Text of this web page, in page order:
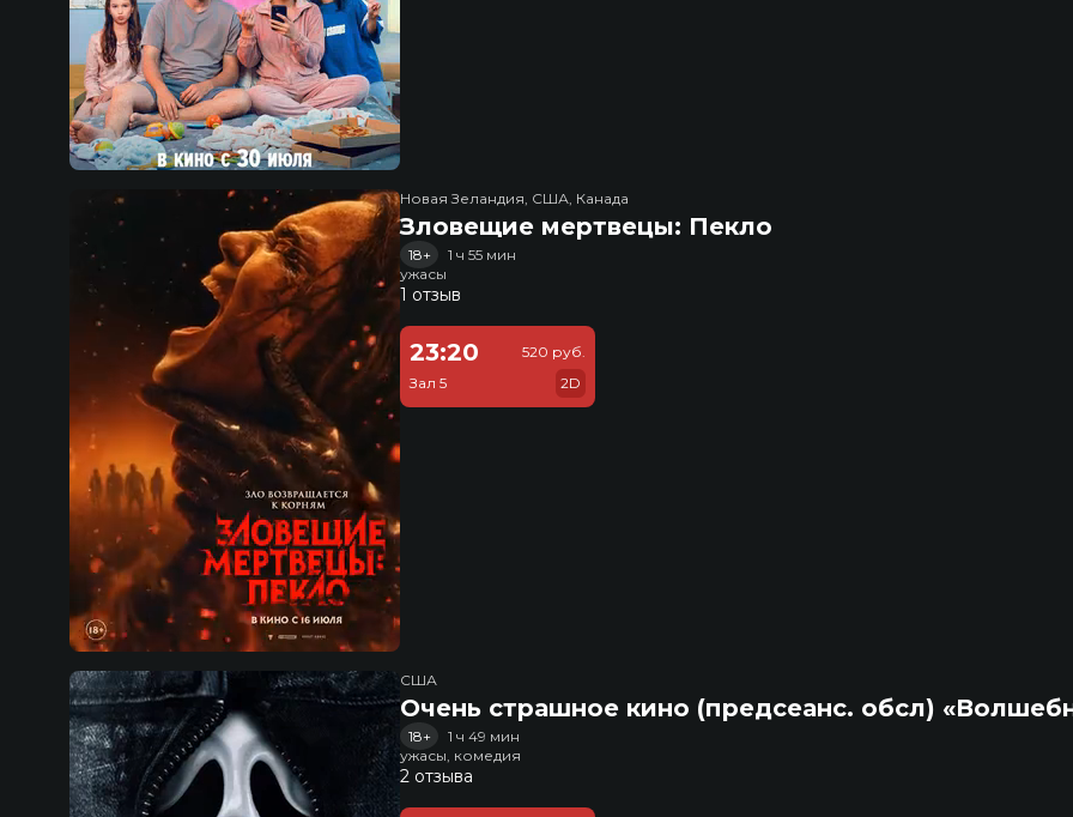
Новая Зеландия, США, Канада
Зловещие мертвецы: Пекло
18+
1 ч 55 мин
ужасы
1 отзыв
23:20
Зал 5
520 руб.
2D
США
Очень страшное кино (предсеанс. обсл)
18+
1 ч 49 мин
ужасы, комедия
2 отзыва